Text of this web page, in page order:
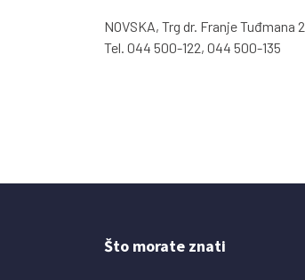
NOVSKA, Trg dr. Franje Tuđmana 2
Tel. 044 500-122, 044 500-135
Što morate znati